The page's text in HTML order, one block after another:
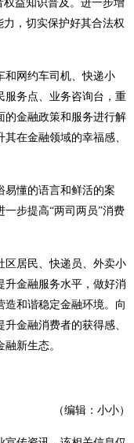
权益知识普及。进一步增
，切实保护好其合法权
网约车司机、快递小
服务点、业务咨询台，重
的金融政策和服务进行解
在金融领域的幸福感、
懂的语言和鲜活的案
步提高“两司两员”消费
居民、快递员、外卖小
升金融服务水平，做好消
造和谐稳定金融环境。向
金融消费者的获得感、
新生态。
（编辑：小小）